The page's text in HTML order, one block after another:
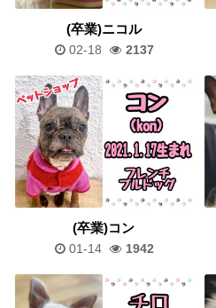
(卒業)ニコル
02-18 2137
(卒業)コン
01-14 1942